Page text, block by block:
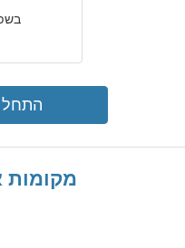
התחל
מקומות